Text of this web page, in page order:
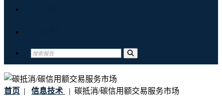
首页 | 信息技术 | 碳抵消/碳信用额交易服务市场